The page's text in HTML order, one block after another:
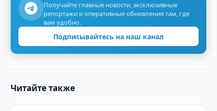
Получайте главные новости, эксклюзивные
репортажи и оперативные обновления там, где
вам удобно.
Подписывайтесь на наш канал
Читайте также